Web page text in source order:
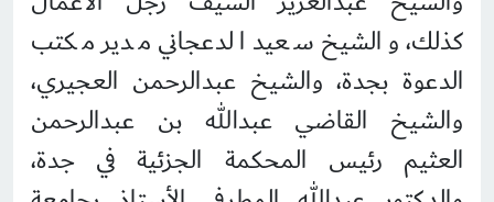
كذلك، والشيخ سعيد الدعجاني مدير مكتب
الدعوة بجدة، والشيخ عبدالرحمن العجيري،
والشيخ القاضي عبدالله بن عبدالرحمن
العثيم رئيس المحكمة الجزئية في جدة،